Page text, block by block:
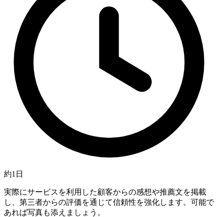
約1日
実際にサービスを利用した顧客からの感想や推薦文を掲載
し、第三者からの評価を通じて信頼性を強化します。可能で
あれば写真も添えましょう。